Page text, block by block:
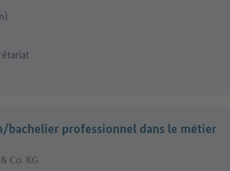
professionnel dans le métier
Co. KG